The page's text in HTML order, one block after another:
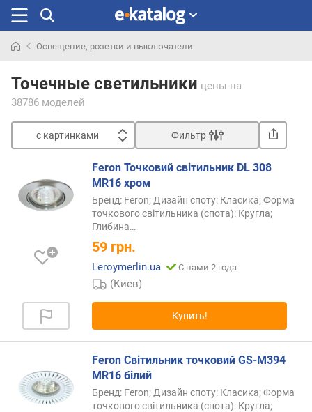
раньше
Освещение, розетки и выключатели
Точечные светильники цены на
38786 моделей
с картинками
с
к
а
и
н
д
е
Фильтр
Feron Точковий світильник DL 308
MR16 хром
Бренд: Feron; Дизайн споту: Класика; Форма
точкового світильника (спота): Кругла;
Глибина…
59 грн.
Leroymerlin.ua С нами 2 года
(Киев)
Купить!
Feron Світильник точковий GS-M394
MR16 білий
Бренд: Feron; Дизайн споту: Класика; Форма
точкового світильника (спота): Кругла;